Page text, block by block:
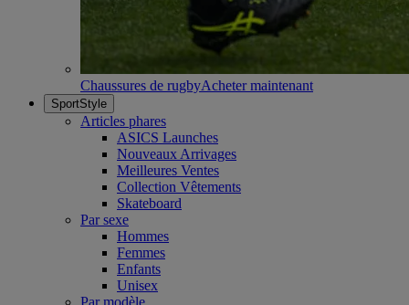
Chaussures de rugbyAcheter maintenant
SportStyle
Articles phares
ASICS Launches
Nouveaux Arrivages
Meilleures Ventes
Collection Vêtements
Skateboard
Par sexe
Hommes
Femmes
Enfants
Unisex
Par modèle